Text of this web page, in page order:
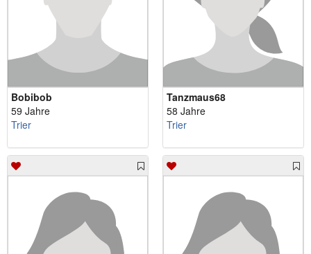
Bobibob
59 Jahre
Trier
Tanzmaus68
58 Jahre
Trier